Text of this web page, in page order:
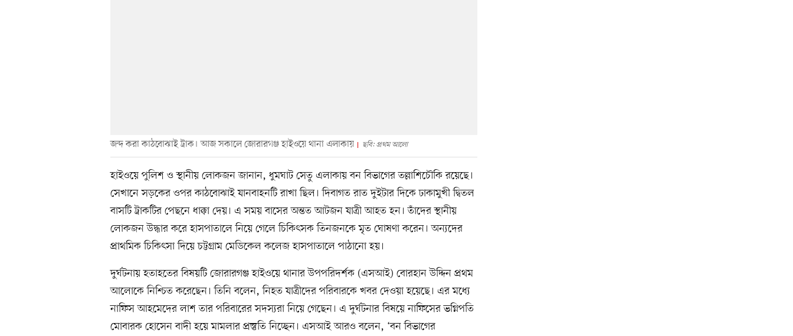
জব্দ করা কাঠবোঝাই ট্রাক। আজ সকালে জোরারগঞ্জ হাইওয়ে থানা এলাকায় ছবি: প্রথম আলো
হাইওয়ে পুলিশ ও স্থানীয় লোকজন জানান, ধুমঘাট সেতু এলাকায় বন বিভাগের তল্লাশিচৌকি রয়েছে।
সেখানে সড়কের ওপর কাঠবোঝাই যানবাহনটি রাখা ছিল। দিবাগত রাত দুইটার দিকে ঢাকামুখী দ্বিতল
বাসটি ট্রাকটির পেছনে ধাক্কা দেয়। এ সময় বাসের অন্তত আটজন যাত্রী আহত হন। তাঁদের স্থানীয়
লোকজন উদ্ধার করে হাসপাতালে নিয়ে গেলে চিকিৎসক তিনজনকে মৃত ঘোষণা করেন। অন্যদের
প্রাথমিক চিকিৎসা দিয়ে চট্টগ্রাম মেডিকেল কলেজ হাসপাতালে পাঠানো হয়।
দুর্ঘটনায় হতাহতের বিষয়টি জোরারগঞ্জ হাইওয়ে থানার উপপরিদর্শক (এসআই) বোরহান উদ্দিন প্রথম
আলোকে নিশ্চিত করেছেন। তিনি বলেন, নিহত যাত্রীদের পরিবারকে খবর দেওয়া হয়েছে। এর মধ্যে
নাফিস আহমেদের লাশ তার পরিবারের সদস্যরা নিয়ে গেছেন। এ দুর্ঘটনার বিষয়ে নাফিসের ভগ্নিপতি
মোবারক হোসেন বাদী হয়ে মামলার প্রস্তুতি নিচ্ছেন। এসআই আরও বলেন, ‘বন বিভাগের